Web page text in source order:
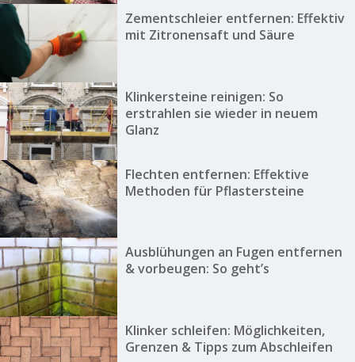
Zementschleier entfernen: Effektiv
mit Zitronensaft und Säure
Klinkersteine reinigen: So
erstrahlen sie wieder in neuem
Glanz
Flechten entfernen: Effektive
Methoden für Pflastersteine
Ausblühungen an Fugen entfernen
& vorbeugen: So geht’s
Klinker schleifen: Möglichkeiten,
Grenzen & Tipps zum Abschleifen